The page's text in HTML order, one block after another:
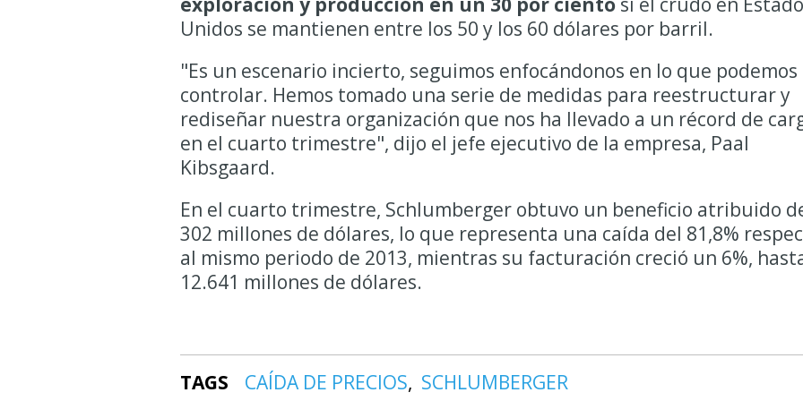
Unidos se mantienen entre los 50 y los 60 dólares por barril.
"Es un escenario incierto, seguimos enfocándonos en lo que podemos
controlar. Hemos tomado una serie de medidas para reestructurar y
rediseñar nuestra organización que nos ha llevado a un récord de
en el cuarto trimestre", dijo el jefe ejecutivo de la empresa, Paal
Kibsgaard.
En el cuarto trimestre, Schlumberger obtuvo un beneficio atribuido
302 millones de dólares, lo que representa una caída del 81,8%
al mismo periodo de 2013, mientras su facturación creció un 6%,
12.641 millones de dólares.
TAGS CAÍDA DE PRECIOS SCHLUMBERGER